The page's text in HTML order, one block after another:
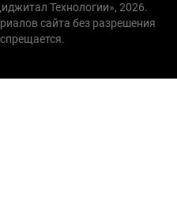
Технологии», 2026.
сайта без разрешения